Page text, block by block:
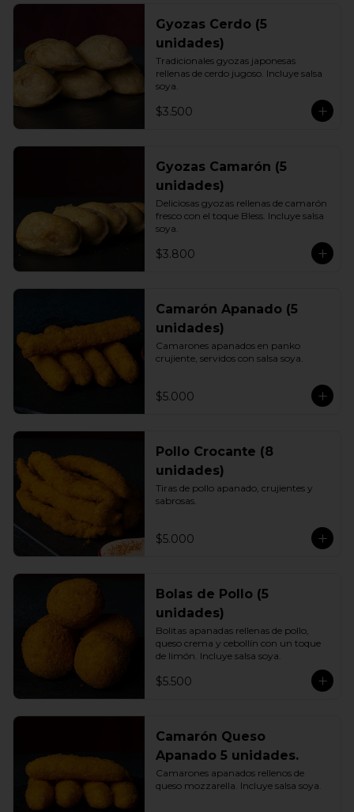
Gyozas Cerdo (5
unidades)
Tradicionales gyozas japonesas
rellenas de cerdo jugoso. Incluye salsa
soya.
$3.500
Gyozas Camarón (5
unidades)
Deliciosas gyozas rellenas de camarón
fresco con el toque Bless. Incluye salsa
soya.
$3.800
Camarón Apanado (5
unidades)
Camarones apanados en panko
crujiente, servidos con salsa soya.
$5.000
Pollo Crocante (8
unidades)
Tiras de pollo apanado, crujientes y
sabrosas.
$5.000
Bolas de Pollo (5
unidades)
Bolitas apanadas rellenas de pollo,
queso crema y cebollín con un toque
de limón. Incluye salsa soya.
$5.500
Camarón Queso
Apanado 5 unidades.
Camarones apanados rellenos de
queso mozzarella. Incluye salsa soya.